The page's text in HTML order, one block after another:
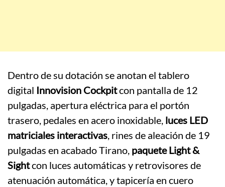
Dentro de su dotación se anotan el tablero
digital Innovision Cockpitcon pantalla de 12
pulgadas, apertura eléctrica para el portón
trasero, pedales en acero inoxidable, luces LED
matriciales interactivas, rines de aleación de 19
pulgadas en acabado Tirano, paquete Light &
Sightcon luces automáticas y retrovisores de
atenuación automática, y tapicería en cuero